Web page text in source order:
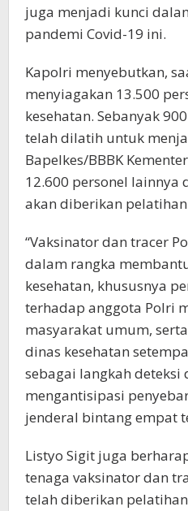
juga menjadi kunci
pandemi Covid-19 ini.
Kapolri menyebutkan,
menyiagakan 13.500
kesehatan. Sebanyak
telah dilatih untuk
Bapelkes/BBBK
12.600 personel lainnya
akan diberikan
“Vaksinator dan tracer
dalam rangka
kesehatan, khususnya
terhadap anggota Polri
masyarakat umum,
dinas kesehatan
sebagai langkah deteksi
mengantisipasi
jenderal bintang empat
Listyo Sigit juga
tenaga vaksinator dan
telah diberikan